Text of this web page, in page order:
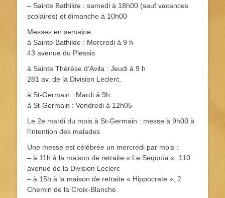
– Sainte Bathilde : samedi à 18h00 (sauf vacances
scolaires) et dimanche à 10h00
Messes en semaine
à Sainte Bathilde : Mercredi à 9 h
43 avenue du Plessis
à Sainte Thérèse d’Avila : Jeudi à 9 h
281 av. de la Division Leclerc.
à St-Germain : Mardi à 9h
à St-Germain : Vendredi à 12h05
Le 2e mardi du mois à St-Germain : messe à 9h00 à
l’intention des malades
Une messe est célébrée un mercredi par mois :
– à 11h à la maison de retraite « Le Sequoïa », 110
avenue de la Division Leclerc
– à 15h à la maison de retraite « Hippocrate », 2
Chemin de la Croix-Blanche.